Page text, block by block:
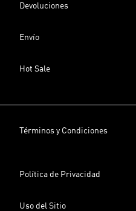
Devoluciones
Envío
Hot Sale
Términos y Condiciones
Política de Privacidad
Uso del Sitio